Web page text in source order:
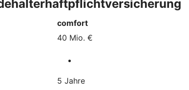
comfort
40 Mio. €
5 Jahre